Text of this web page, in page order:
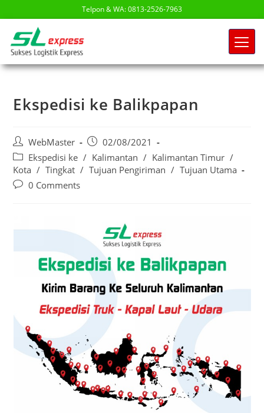
Telpon & WA: 0813-2526-7963
Ekspedisi ke Balikpapan
WebMaster
02/08/2021
Ekspedisi ke / Kalimantan / Kalimantan Timur /
Kota / Tingkat / Tujuan Pengiriman / Tujuan Utama
0 Comments